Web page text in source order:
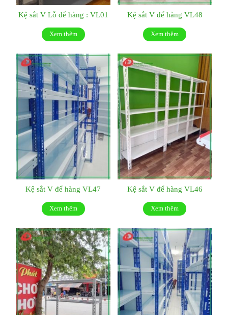
Kệ sắt V Lỗ để hàng : VL01
Xem thêm
Kệ sắt V để hàng VL48
Xem thêm
Kệ sắt V để hàng VL47
Xem thêm
Kệ sắt V để hàng VL46
Xem thêm